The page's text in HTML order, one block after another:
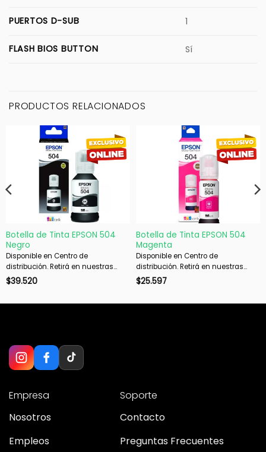
PUERTOS D-SUB 1
FLASH BIOS BUTTON Sí
PRODUCTOS RELACIONADOS
Botella de Tinta EPSON 504
Negro
Disponible en Centro de
distribución. Retirá en nuestras
sucursales en 48 hs hábiles. Si es
$39.520
Botella de Tinta EPSON 504
Magenta
Disponible en Centro de
distribución. Retirá en nuestras
sucursales en 48 hs hábiles. Si es
$25.597
Empresa
Nosotros
Empleos
Soporte
Contacto
Preguntas Frecuentes